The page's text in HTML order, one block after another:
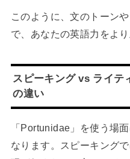
このように、文のトーン
で、あなたの英語力をよ
スピーキング vs ライテ
の違い
「Portunidae」を使う場
なります。スピーキング